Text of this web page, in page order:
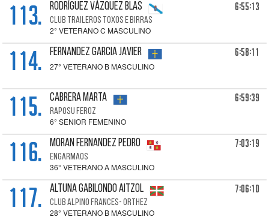
113. RODRÍGUEZ VÁZQUEZ Blas
CLUB TRAILEROS TOXOS E BIRRAS
2° VETERANO C MASCULINO
6:55:13
114. FERNANDEZ GARCIA Javier
27° VETERANO B MASCULINO
6:58:11
115. CABRERA Marta
RAPOSU FEROZ
6° SENIOR FEMENINO
6:59:39
116. MORAN FERNANDEZ Pedro
ENGARMAOS
36° VETERANO A MASCULINO
7:03:19
117. ALTUNA GABILONDO Aitzol
CLUB ALPINO FRANCES- ORTHEZ
28° VETERANO B MASCULINO
7:06:10